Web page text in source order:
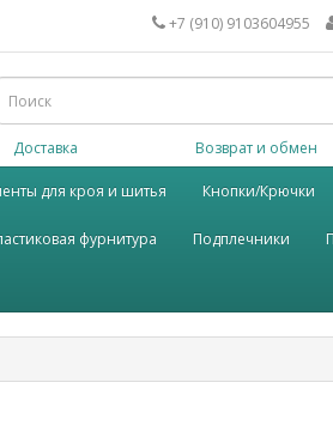
+7 (910) 9103604955
Доставка Возврат и обмен
для кроя и шитья Кнопки/Крючки
фурнитура Подплечники